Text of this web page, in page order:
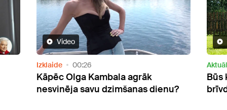
Video
Aktuāli 00:04
Būs karsti! Laikapstākļi svētkos un
brīvdienās